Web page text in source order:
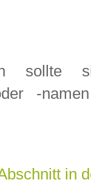
sollte
-
in